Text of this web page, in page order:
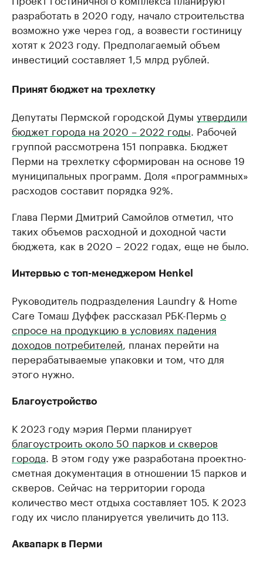
разработать в 2020 году, начало строительства
возможно уже через год, а возвести гостиницу
хотят к 2023 году. Предполагаемый объем
инвестиций составляет 1,5 млрд рублей.
Принят бюджет на трехлетку
Депутаты Пермской городской Думы утвердили
бюджет города на 2020 – 2022 годы . Рабочей
группой рассмотрена 151 поправка. Бюджет
Перми на трехлетку сформирован на основе 19
муниципальных программ. Доля «программных»
расходов составит порядка 92%.
Глава Перми Дмитрий Самойлов отметил, что
таких объемов расходной и доходной части
бюджета, как в 2020 – 2022 годах, еще не было.
Интервью с топ-менеджером Henkel
Руководитель подразделения Laundry & Home
Care Томаш Дуффек рассказал РБК-Пермьо
спросе на продукцию в условиях падения
доходов потребителей , планах перейти на
перерабатываемые упаковки и том, что для
этого нужно.
Благоустройство
К 2023 году мэрия Перми планирует
благоустроить около 50 парков и скверов
города . В этом году уже разработана проектно-
сметная документация в отношении 15 парков и
скверов. Сейчас на территории города
количество мест отдыха составляет 105. К 2023
году их число планируется увеличить до 113.
Аквапарк в Перми